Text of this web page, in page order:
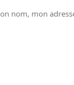
nom, mon